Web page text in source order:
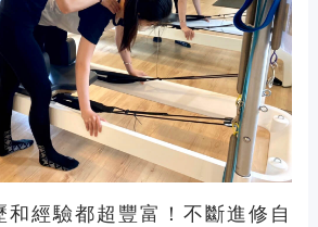
和經驗都超豐富！不斷進修自